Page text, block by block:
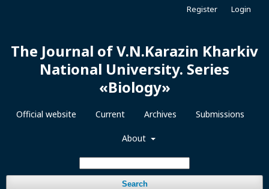
The Journal of V.N.Karazin Kharkiv
National University. Series
«Biology»
Official website Current Archives Submissions
About
Search
Register Login